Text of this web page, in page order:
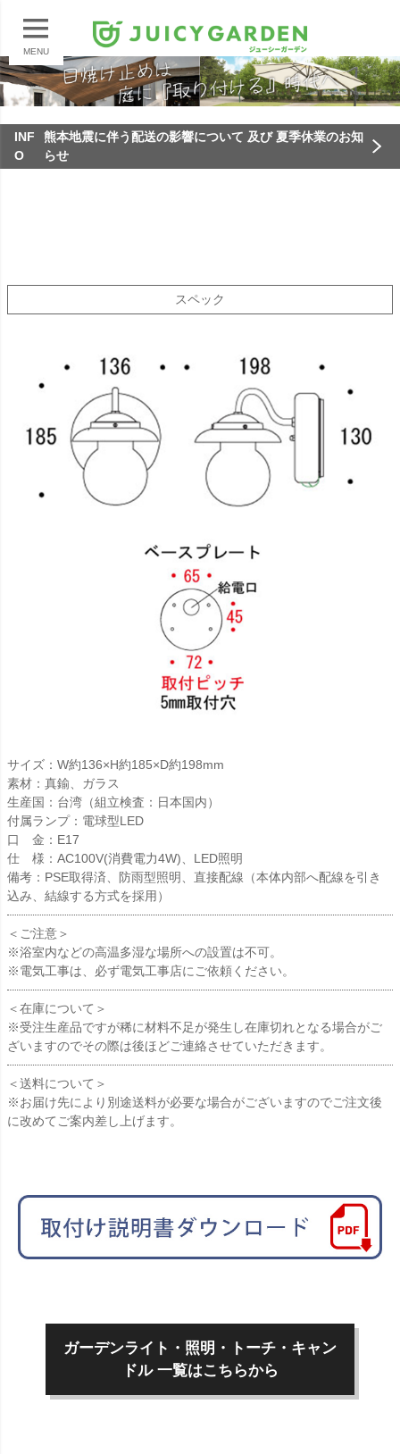
MENU
INF
O
熊本地震に伴う配送の影響について 及び 夏季休業のお知
らせ
スペック
サイズ：W約136×H約185×D約198mm
素材：真鍮、ガラス
生産国：台湾（組立検査：日本国内）
付属ランプ：電球型LED
口 金：E17
仕 様：AC100V(消費電力4W)、LED照明
備考：PSE取得済、防雨型照明、直接配線（本体内部へ配線を引き
込み、結線する方式を採用）
＜ご注意＞
※浴室内などの高温多湿な場所への設置は不可。
※電気工事は、必ず電気工事店にご依頼ください。
＜在庫について＞
※受注生産品ですが稀に材料不足が発生し在庫切れとなる場合がご
ざいますのでその際は後ほどご連絡させていただきます。
＜送料について＞
※お届け先により別途送料が必要な場合がございますのでご注文後
に改めてご案内差し上げます。
ガーデンライト・照明・トーチ・キャン
ドル 一覧はこちらから